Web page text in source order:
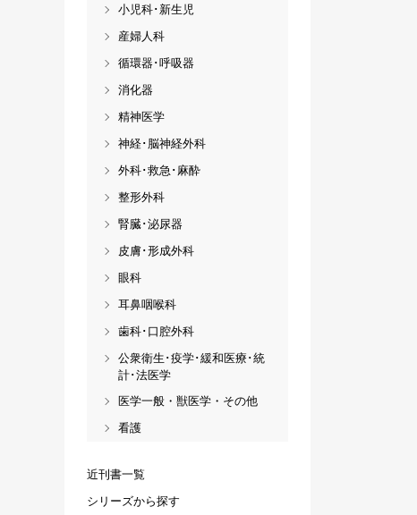
小児科･新生児
産婦人科
循環器･呼吸器
消化器
精神医学
神経･脳神経外科
外科･救急･麻酔
整形外科
腎臓･泌尿器
皮膚･形成外科
眼科
耳鼻咽喉科
歯科･口腔外科
公衆衛生･疫学･緩和医療･統
計･法医学
医学一般・獣医学・その他
看護
近刊書一覧
シリーズから探す